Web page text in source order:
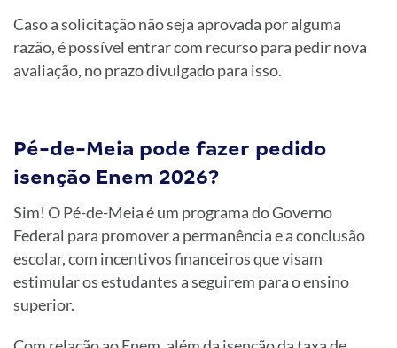
Caso a solicitação não seja aprovada por alguma
razão, é possível entrar com recurso para pedir nova
avaliação, no prazo divulgado para isso.
Pé-de-Meia pode fazer pedido
isenção Enem 2026?
Sim! O Pé-de-Meia é um programa do Governo
Federal para promover a permanência e a conclusão
escolar, com incentivos financeiros que visam
estimular os estudantes a seguirem para o ensino
superior.